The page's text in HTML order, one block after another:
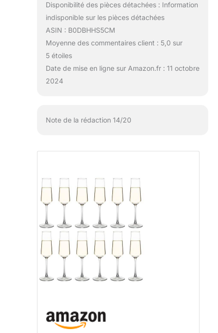
Disponibilité des pièces détachées : Information
indisponible sur les pièces détachées
ASIN : B0DBHHS5CM
Moyenne des commentaires client : 5,0 sur
5 étoiles
Date de mise en ligne sur Amazon.fr : 11 octobre
2024
Note de la rédaction 14/20